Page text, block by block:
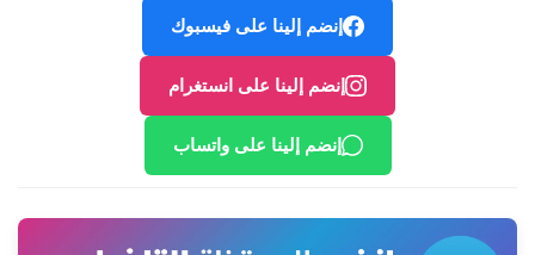
إنضم إلينا على فيسبوك
إنضم إلينا على انستغرام
إنضم إلينا على واتساب